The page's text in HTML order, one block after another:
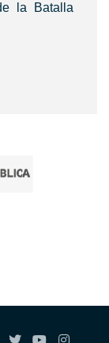
la Batalla